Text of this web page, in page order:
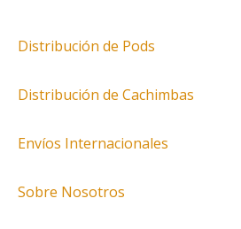
Distribución de Pods
Distribución de Cachimbas
Envíos Internacionales
Sobre Nosotros